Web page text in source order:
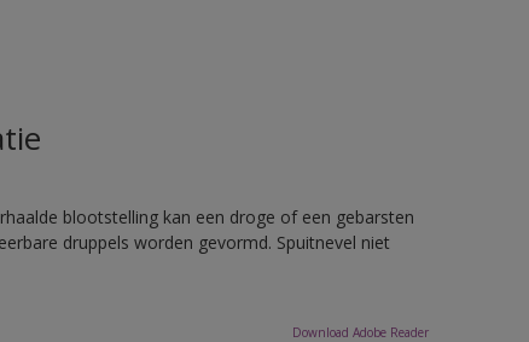
blootstelling kan een droge of een gebarsten
druppels worden gevormd. Spuitnevel niet
Download Adobe Reader